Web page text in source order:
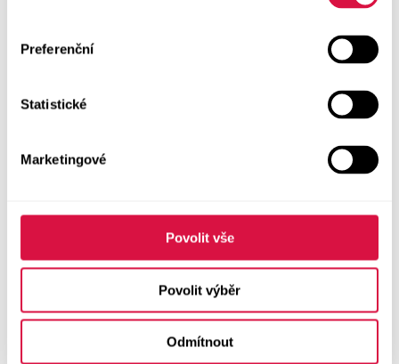
Preferenční
Statistické
Marketingové
Povolit vše
Povolit výběr
Odmítnout